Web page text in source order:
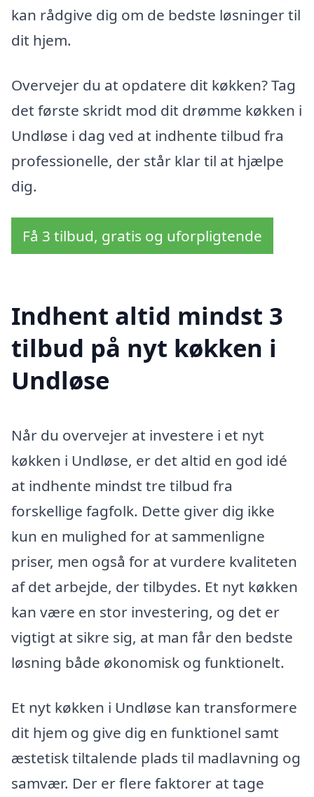
kan rådgive dig om de bedste løsninger til
dit hjem.
Overvejer du at opdatere dit køkken? Tag
det første skridt mod dit drømme køkken i
Undløse i dag ved at indhente tilbud fra
professionelle, der står klar til at hjælpe
dig.
Få 3 tilbud, gratis og uforpligtende
Indhent altid mindst 3
tilbud på nyt køkken i
Undløse
Når du overvejer at investere i et nyt
køkken i Undløse, er det altid en god idé
at indhente mindst tre tilbud fra
forskellige fagfolk. Dette giver dig ikke
kun en mulighed for at sammenligne
priser, men også for at vurdere kvaliteten
af det arbejde, der tilbydes. Et nyt køkken
kan være en stor investering, og det er
vigtigt at sikre sig, at man får den bedste
løsning både økonomisk og funktionelt.
Et nyt køkken i Undløse kan transformere
dit hjem og give dig en funktionel samt
æstetisk tiltalende plads til madlavning og
samvær. Der er flere faktorer at tage